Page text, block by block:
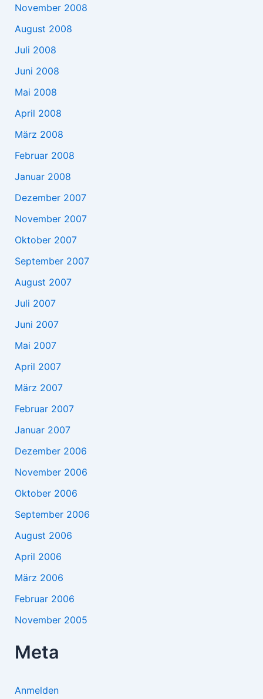
November 2008
August 2008
Juli 2008
Juni 2008
Mai 2008
April 2008
März 2008
Februar 2008
Januar 2008
Dezember 2007
November 2007
Oktober 2007
September 2007
August 2007
Juli 2007
Juni 2007
Mai 2007
April 2007
März 2007
Februar 2007
Januar 2007
Dezember 2006
November 2006
Oktober 2006
September 2006
August 2006
April 2006
März 2006
Februar 2006
November 2005
Meta
Anmelden